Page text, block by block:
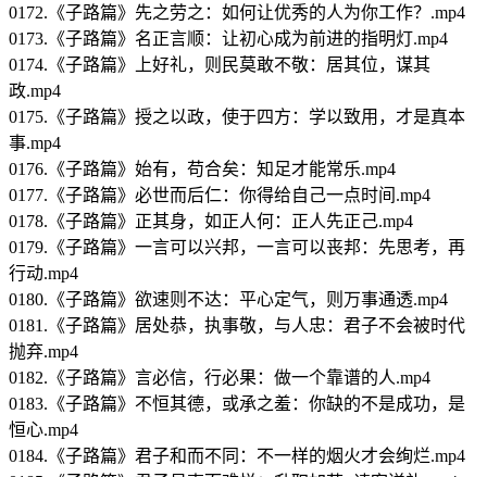
0172.《子路篇》先之劳之：如何让优秀的人为你工作？.mp4
0173.《子路篇》名正言顺：让初心成为前进的指明灯.mp4
0174.《子路篇》上好礼，则民莫敢不敬：居其位，谋其
政.mp4
0175.《子路篇》授之以政，使于四方：学以致用，才是真本
事.mp4
0176.《子路篇》始有，苟合矣：知足才能常乐.mp4
0177.《子路篇》必世而后仁：你得给自己一点时间.mp4
0178.《子路篇》正其身，如正人何：正人先正己.mp4
0179.《子路篇》一言可以兴邦，一言可以丧邦：先思考，再
行动.mp4
0180.《子路篇》欲速则不达：平心定气，则万事通透.mp4
0181.《子路篇》居处恭，执事敬，与人忠：君子不会被时代
抛弃.mp4
0182.《子路篇》言必信，行必果：做一个靠谱的人.mp4
0183.《子路篇》不恒其德，或承之羞：你缺的不是成功，是
恒心.mp4
0184.《子路篇》君子和而不同：不一样的烟火才会绚烂.mp4